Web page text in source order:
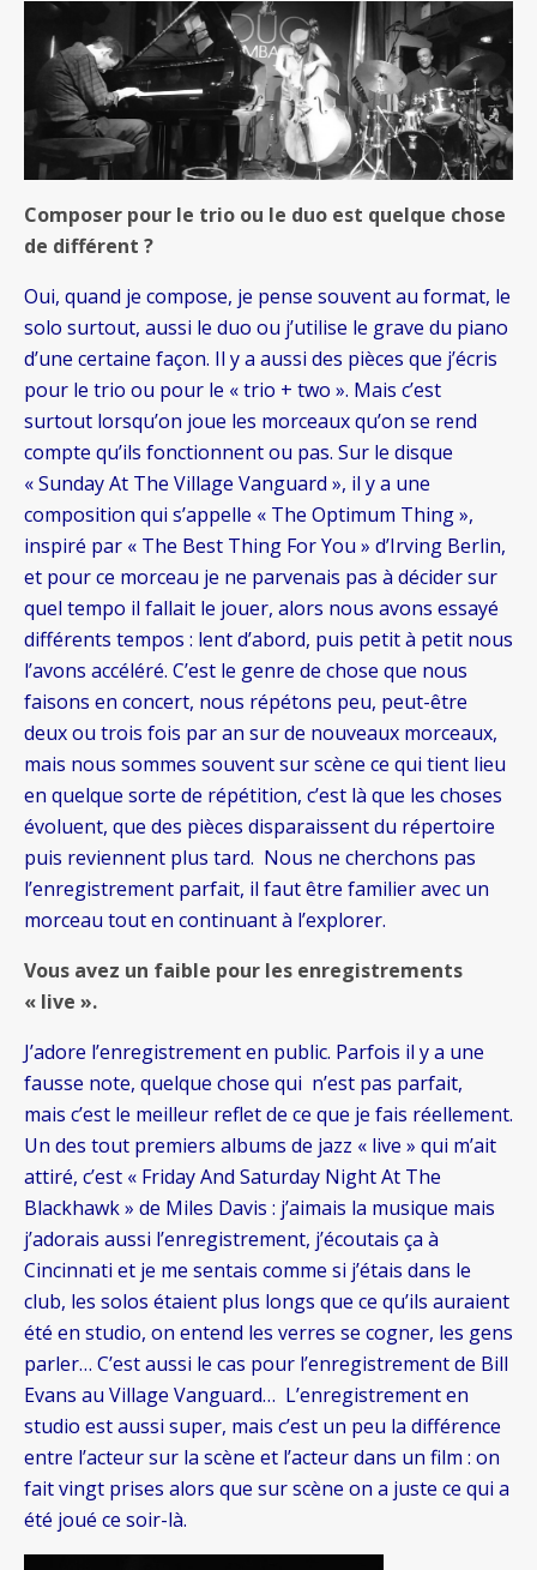
Composer pour le trio ou le duo est quelque chose
de différent ?
Oui, quand je compose, je pense souvent au format, le
solo surtout, aussi le duo ou j’utilise le grave du piano
d’une certaine façon. Il y a aussi des pièces que j’écris
pour le trio ou pour le « trio + two ». Mais c’est
surtout lorsqu’on joue les morceaux qu’on se rend
compte qu’ils fonctionnent ou pas. Sur le disque
« Sunday At The Village Vanguard », il y a une
composition qui s’appelle « The Optimum Thing »,
inspiré par « The Best Thing For You » d’Irving Berlin,
et pour ce morceau je ne parvenais pas à décider sur
quel tempo il fallait le jouer, alors nous avons essayé
différents tempos : lent d’abord, puis petit à petit nous
l’avons accéléré. C’est le genre de chose que nous
faisons en concert, nous répétons peu, peut-être
deux ou trois fois par an sur de nouveaux morceaux,
mais nous sommes souvent sur scène ce qui tient lieu
en quelque sorte de répétition, c’est là que les choses
évoluent, que des pièces disparaissent du répertoire
puis reviennent plus tard. Nous ne cherchons pas
l’enregistrement parfait, il faut être familier avec un
morceau tout en continuant à l’explorer.
Vous avez un faible pour les enregistrements
« live ».
J’adore l’enregistrement en public. Parfois il y a une
fausse note, quelque chose qui n’est pas parfait,
mais c’est le meilleur reflet de ce que je fais réellement.
Un des tout premiers albums de jazz « live » qui m’ait
attiré, c’est « Friday And Saturday Night At The
Blackhawk » de Miles Davis : j’aimais la musique mais
j’adorais aussi l’enregistrement, j’écoutais ça à
Cincinnati et je me sentais comme si j’étais dans le
club, les solos étaient plus longs que ce qu’ils auraient
été en studio, on entend les verres se cogner, les gens
parler… C’est aussi le cas pour l’enregistrement de Bill
Evans au Village Vanguard… L’enregistrement en
studio est aussi super, mais c’est un peu la différence
entre l’acteur sur la scène et l’acteur dans un film : on
fait vingt prises alors que sur scène on a juste ce qui a
été joué ce soir-là.